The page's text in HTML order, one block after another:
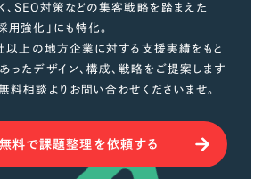
、SEO対策などの集客戦略を踏まえた
用強化」にも特化。
上の地方企業に対する支援実績をもと
ったデザイン、構成、戦略をご提案します
料相談よりお問い合わせくださいませ。
無料で課題整理を依頼する